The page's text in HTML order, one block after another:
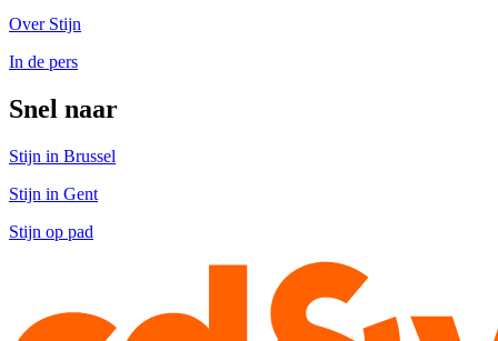
Over Stijn
In de pers
Snel naar
Stijn in Brussel
Stijn in Gent
Stijn op pad